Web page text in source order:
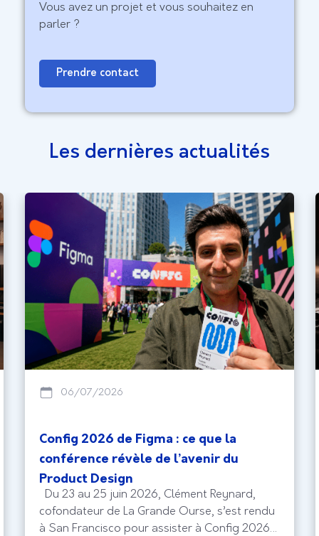
Vous avez un projet et vous souhaitez en
parler ?
Prendre contact
Les dernières actualités
06/07/2026
Config 2026 de Figma : ce que la
conférence révèle de l’avenir du
Product Design
Du 23 au 25 juin 2026, Clément Reynard,
cofondateur de La Grande Ourse, s’est rendu
à San Francisco pour assister à Config 2026,